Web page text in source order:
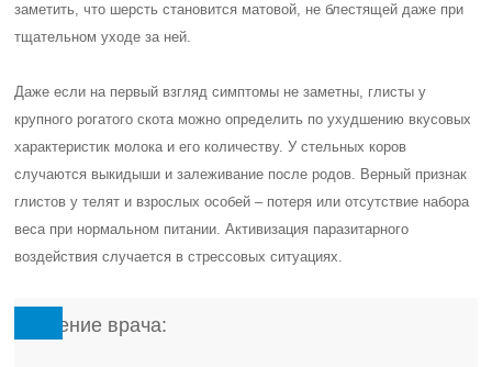
заметить, что шерсть становится матовой, не блестящей даже при
тщательном уходе за ней.
Даже если на первый взгляд симптомы не заметны, глисты у
крупного рогатого скота можно определить по ухудшению вкусовых
характеристик молока и его количеству. У стельных коров
случаются выкидыши и залеживание после родов. Верный признак
глистов у телят и взрослых особей – потеря или отсутствие набора
веса при нормальном питании. Активизация паразитарного
воздействия случается в стрессовых ситуациях.
Мнение врача: